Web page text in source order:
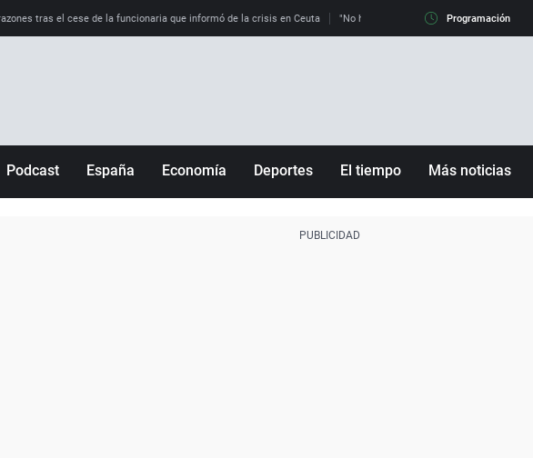
tras el cese de la funcionaria que informó de la crisis en Ceuta "No hay mafias, que no nos engañen":
Programación
Podcast España Economía Deportes El tiempo Más noticias